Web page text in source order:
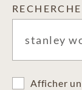
RECHERCHE
Afficher